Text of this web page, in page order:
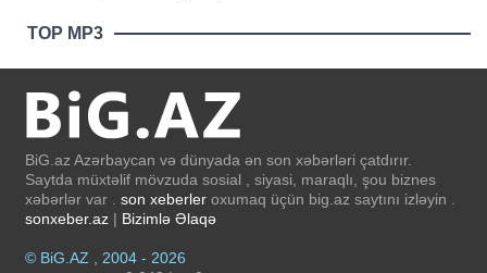
TOP MP3
BiG.az Azərbaycan və dünyada ən son xəbərləri çatdırır.
Saytda müxtəlif mövzuda sosial , siyasi, maraqlı, şou biznes
xəbərlər var . son xeberler oxumaq üçün big.az saytını izləyin .
sonxeber.az | Bizimlə Əlaqə
© BiG.AZ , 2004 - 2026